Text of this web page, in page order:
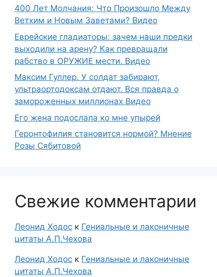
400 Лет Молчания: Что Произошло Между
Ветхим и Новым Заветами? Видео
Еврейские гладиаторы: зачем наши предки
выходили на арену? Как превращали
рабство в ОРУЖИЕ мести. Видео
Максим Гуллер. У солдат забирают,
ультраортодоксам отдают. Вся правда о
замороженных миллионах Видео
Его жена подослала ко мне упырей
Геронтофилия становится нормой? Мнение
Розы Сябитовой
Свежие комментарии
Леонид Ходос к Гениальные и лаконичные
цитаты А.П.Чехова
Леонид Ходос к Гениальные и лаконичные
цитаты А.П.Чехова